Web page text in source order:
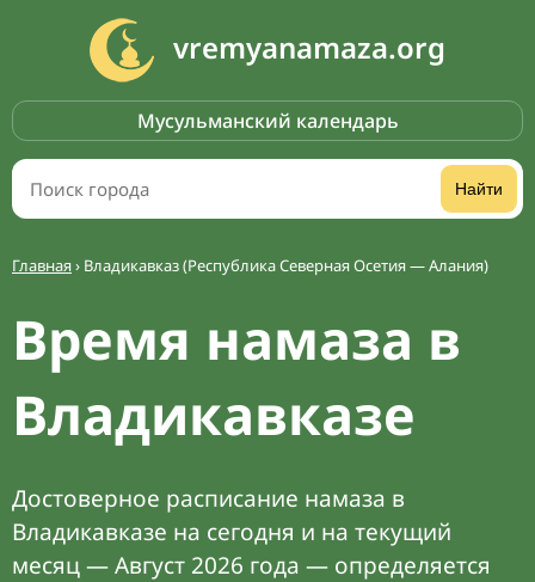
vremyanamaza.org
Мусульманский календарь
Найти
Главная› Владикавказ (Республика Северная Осетия — Алания)
Время намаза в
Владикавказе
Достоверное расписание намаза в
Владикавказе на сегодня и на текущий
месяц — Август 2026 года — определяется